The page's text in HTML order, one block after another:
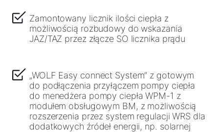
Zamontowany licznik ilości ciepła z
możliwością rozbudowy do wskazania
JAZ/TAZ przez złącze SO licznika prądu
„WOLF Easy connect System” z gotowym
do podłączenia przyłączem pompy ciepła
do menedżera pompy ciepła WPM-1 z
modułem obsługowym BM, z możliwością
rozszerzenia przez system regulacji WRS dla
dodatkowych źródeł energii, np. solarnej